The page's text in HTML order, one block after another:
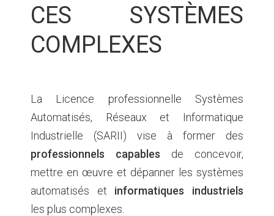
CES SYSTÈMES
COMPLEXES
La Licence professionnelle Systèmes
Automatisés, Réseaux et Informatique
Industrielle (SARII) vise à former des
professionnels capables de concevoir,
mettre en œuvre et dépanner les systèmes
automatisés et informatiques industriels
les plus complexes.